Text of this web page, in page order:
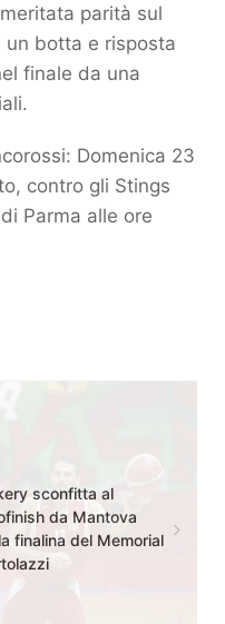
parità sul
un botta e risposta
finale da una
Domenica 23
contro gli Stings
Parma alle ore
sconfitta al
da Mantova
finalina del Memorial